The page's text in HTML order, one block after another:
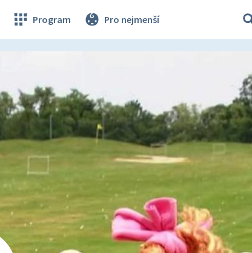
Program Pro nejmenší